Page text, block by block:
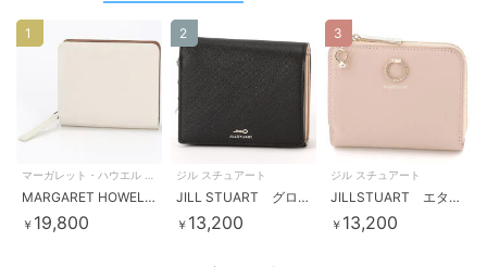
マーガレット・ハウエル アイデア
MARGARET HOWELL idea ベンジャミン ラウンドファスナー二つ折り財布
￥ 19,800
1
ジル スチュアート
JILL STUART グローリア 二つ折り財布
￥ 13,200
2
ジル スチュアート
JILLSTUART エターナル L字ファスナー二つ折り財布
￥ 13,200
3